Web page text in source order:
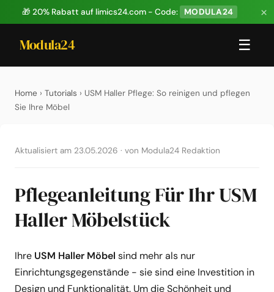
🎁 20% Rabatt auf limics24.com - Code: MODULA24 ×
Modula24 ☰
Home › Tutorials › USM Haller Pflege: So reinigen und pflegen
Sie Ihre Möbel
Aktualisiert am 23.05.2026 · von Modula24 Redaktion
Pflegeanleitung Für Ihr USM
Haller Möbelstück
Ihre USM Haller Möbel sind mehr als nur
Einrichtungsgegenstände - sie sind eine Investition in
Design und Funktionalität. Um die Schönheit und